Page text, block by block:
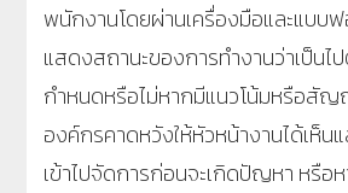
พนักงานโดยผ่านเครื่องมือและแบบ
แสดงสถานะของการทำงานว่าเป็นไ
กำหนดหรือไม่หากมีแนวโน้มหรือสั
องค์กรคาดหวังให้หัวหน้างานได้เห็น
เข้าไปจัดการก่อนจะเกิดปัญหา หรือ